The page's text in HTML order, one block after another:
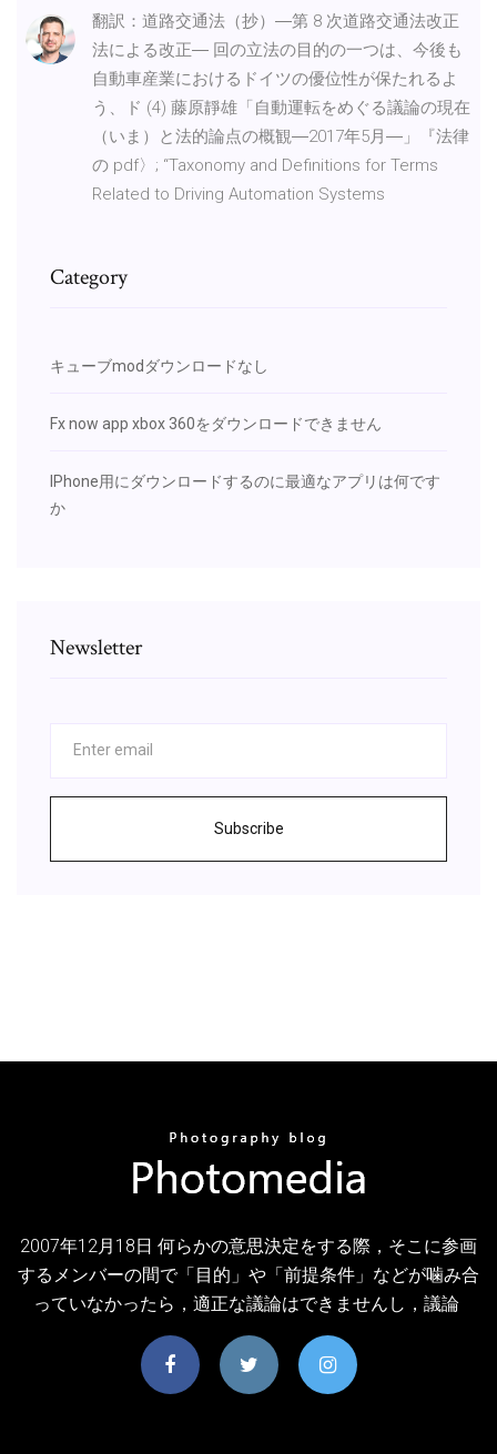
翻訳：道路交通法（抄）―第 8 次道路交通法改正
法による改正― 回の立法の目的の一つは、今後も
自動車産業におけるドイツの優位性が保たれるよ
う、ド (4) 藤原靜雄「自動運転をめぐる議論の現在
（いま）と法的論点の概観―2017年5月―」『法律
の pdf〉; “Taxonomy and Definitions for Terms
Related to Driving Automation Systems
Category
キューブmodダウンロードなし
Fx now app xbox 360をダウンロードできません
IPhone用にダウンロードするのに最適なアプリは何です
か
Newsletter
Subscribe
2007年12月18日 何らかの意思決定をする際，そこに参画
するメンバーの間で「目的」や「前提条件」などが噛み合
っていなかったら，適正な議論はできませんし，議論